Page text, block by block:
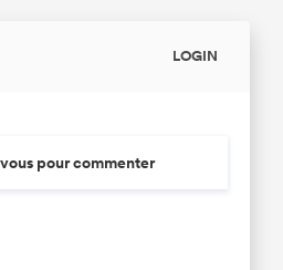
LOGIN
pour commenter